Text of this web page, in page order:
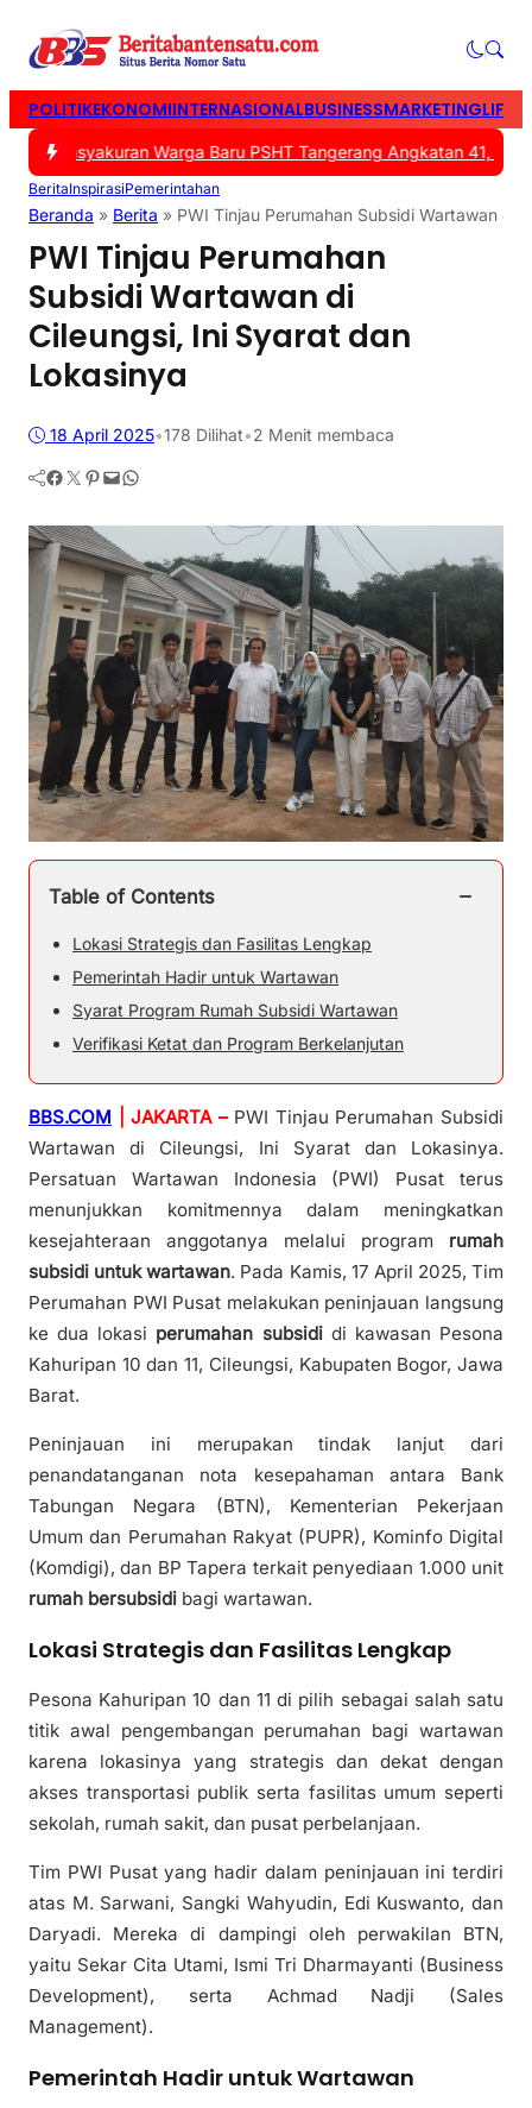
POLITIKEKONOMIINTERNASIONALBUSINESSMARKETING
Tasyakuran Warga Baru PSHT Tangerang Angkatan 41, Bupati
BeritaInspirasiPemerintahan
Beranda » Berita » PWI Tinjau Perumahan Subsidi Wartawan di
PWI Tinjau Perumahan
Subsidi Wartawan di
Cileungsi, Ini Syarat dan
Lokasinya
18 April 2025•178 Dilihat•2 Menit membaca
Facebook Twitter Pinterest Mail WhatsApp
Table of Contents −
Lokasi Strategis dan Fasilitas Lengkap
Pemerintah Hadir untuk Wartawan
Syarat Program Rumah Subsidi Wartawan
Verifikasi Ketat dan Program Berkelanjutan
BBS.COM | JAKARTA –PWI Tinjau Perumahan Subsidi
Wartawan di Cileungsi, Ini Syarat dan Lokasinya.
Persatuan Wartawan Indonesia (PWI) Pusat terus
menunjukkan komitmennya dalam meningkatkan
kesejahteraan anggotanya melalui program rumah
subsidi untuk wartawan. Pada Kamis, 17 April 2025, Tim
Perumahan PWI Pusat melakukan peninjauan langsung
ke dua lokasi perumahan subsididi kawasan Pesona
Kahuripan 10 dan 11, Cileungsi, Kabupaten Bogor, Jawa
Barat.
Peninjauan ini merupakan tindak lanjut dari
penandatanganan nota kesepahaman antara Bank
Tabungan Negara (BTN), Kementerian Pekerjaan
Umum dan Perumahan Rakyat (PUPR), Kominfo Digital
(Komdigi), dan BP Tapera terkait penyediaan 1.000 unit
rumah bersubsidi bagi wartawan.
Lokasi Strategis dan Fasilitas Lengkap
Pesona Kahuripan 10 dan 11 di pilih sebagai salah satu
titik awal pengembangan perumahan bagi wartawan
karena lokasinya yang strategis dan dekat dengan
akses transportasi publik serta fasilitas umum seperti
sekolah, rumah sakit, dan pusat perbelanjaan.
Tim PWI Pusat yang hadir dalam peninjauan ini terdiri
atas M. Sarwani, Sangki Wahyudin, Edi Kuswanto, dan
Daryadi. Mereka di dampingi oleh perwakilan BTN,
yaitu Sekar Cita Utami, Ismi Tri Dharmayanti (Business
Development), serta Achmad Nadji (Sales
Management).
Pemerintah Hadir untuk Wartawan